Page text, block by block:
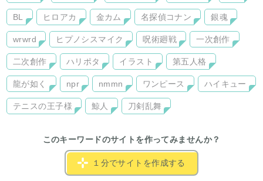
BL ヒロアカ 金カム 名探偵コナン 銀魂
wrwrd ヒプノシスマイク 呪術廻戦 一次創作
二次創作 ハリポタ イラスト 第五人格
龍が如く npr nmmn ワンピース ハイキュー
テニスの王子様 鯨人 刀剣乱舞
このキーワードのサイトを作ってみませんか？
１分でサイトを作成する